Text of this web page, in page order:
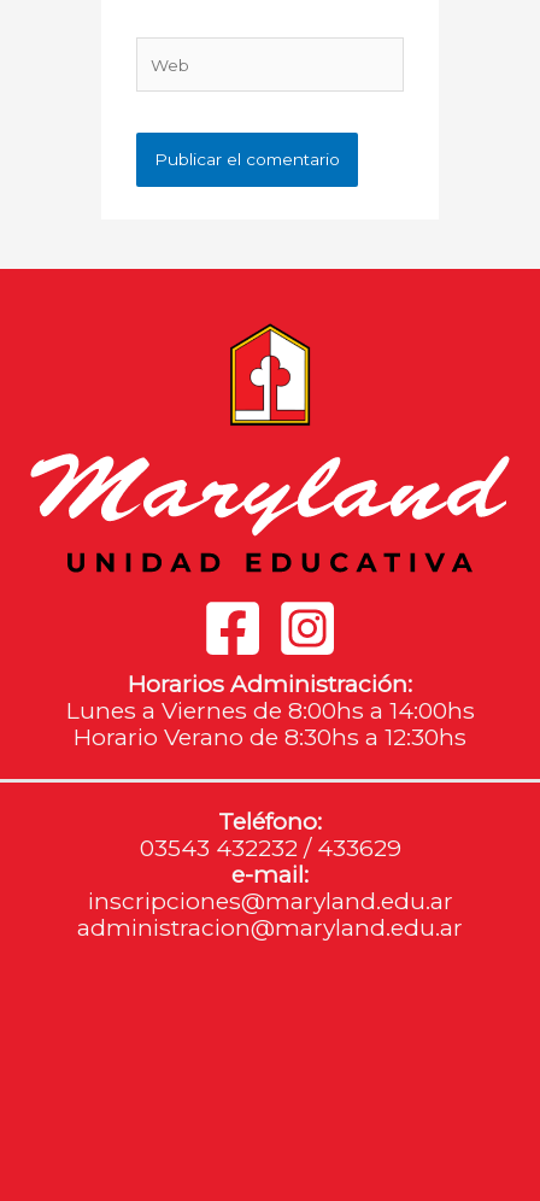
Horarios Administración:
Lunes a Viernes de 8:00hs a 14:00hs
Horario Verano de 8:30hs a 12:30hs
Teléfono:
03543 432232 / 433629
e-mail:
inscripciones@maryland.edu.ar
administracion@maryland.edu.ar